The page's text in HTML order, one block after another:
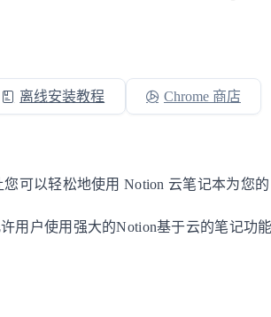
离线安装教程 Chrome 商店
您可以轻松地使用 Notion 云笔记本为您的
许用户使用强大的Notion基于云的笔记功